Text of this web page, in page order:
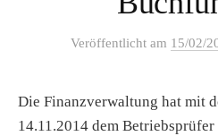
Veröffentlicht am 15/02/
Die Finanzverwaltung hat mit
14.11.2014 dem